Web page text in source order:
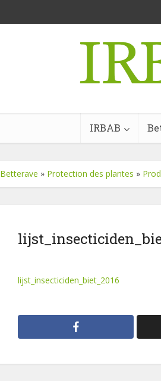
IRBAB
Betterave » Protection des plantes »
lijst_insecticiden_biet_2016